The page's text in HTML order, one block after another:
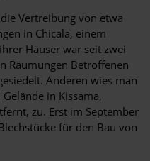
Vertreibung von etwa
in Chicala, einem
Häuser war seit zwei
Räumungen Betroffenen
Anderen wies man
in Kissama,
zu. Erst im September
für den Bau von